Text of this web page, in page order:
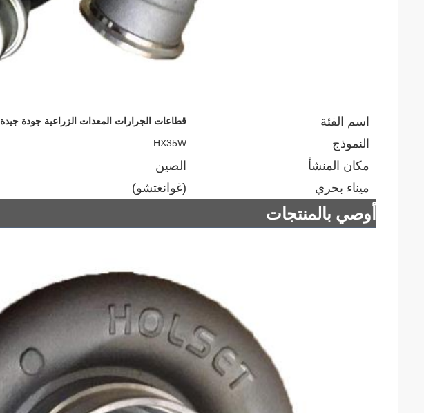
اسم الفئة قطاعات الجرارات المعدات الزراعية جودة جيدة
النموذج HX35W
مكان المنشأ
الصين
ميناء بحري
(غوانغتشو)
أوصي بالمنتجات